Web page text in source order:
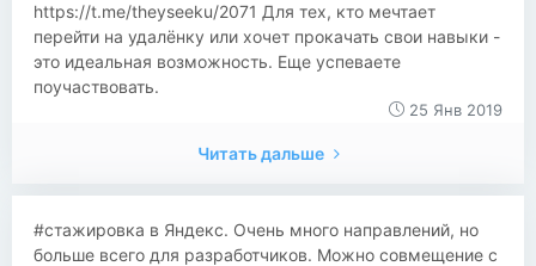
https://t.me/theyseeku/2071 Для тех, кто мечтает
перейти на удалёнку или хочет прокачать свои навыки -
это идеальная возможность. Еще успеваете
поучаствовать.
25 Янв 2019
Читать дальше
#стажировка в Яндекс. Очень много направлений, но
больше всего для разработчиков. Можно совмещение с